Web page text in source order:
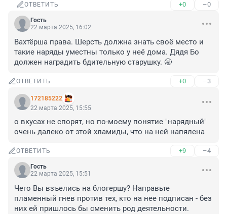
ОТВЕТИТЬ +0 –0
Гость
22 марта 2025, 16:02
Вахтёрша права. Шерсть должна знать своё место и
такие наряды уместны только у неё дома. Дядя Бо
должен наградить бдительную старушку. 🥱
ОТВЕТИТЬ +0 –3
172185222
22 марта 2025, 15:55
о вкусах не спорят, но по-моему понятие "нарядный"
очень далеко от этой хламиды, что на ней напялена
ОТВЕТИТЬ +9 –4
Гость
22 марта 2025, 15:51
Чего Вы взъелись на блогершу? Направьте
пламенный гнев против тех, кто на нее подписан - без
них ей пришлось бы сменить род деятельности.